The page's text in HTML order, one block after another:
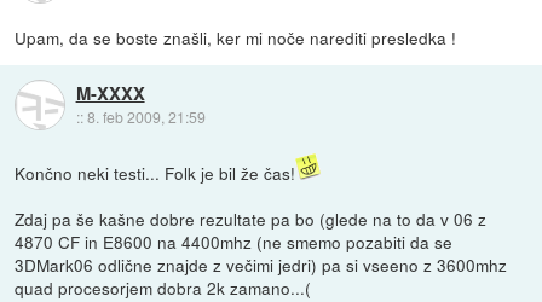
Upam, da se boste znašli, ker mi noče narediti presledka !
M-XXXX
::8. feb 2009, 21:59
Končno neki testi... Folk je bil že čas!
Zdaj pa še kašne dobre rezultate pa bo (glede na to da v 06 z
4870 CF in E8600 na 4400mhz (ne smemo pozabiti da se
3DMark06 odlične znajde z večimi jedri) pa si vseeno z 3600mhz
quad procesorjem dobra 2k zamano...(